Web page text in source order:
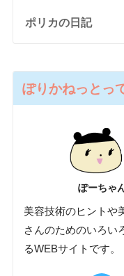
ポリカの日記
ぽりかねっとっ
ぽーちゃ
美容技術のヒントや
さんのためのいろい
るWEBサイトです。